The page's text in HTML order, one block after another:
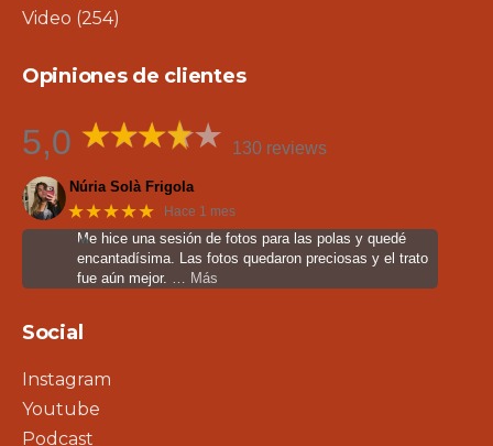
Video (254)
Opiniones de clientes
5,0 130 reviews
Núria Solà Frigola
★★★★★ Hace 1 mes
Me hice una sesión de fotos para las polas y quedé
encantadísima. Las fotos quedaron preciosas y el trato
fue aún mejor.
… Más
Social
Instagram
Youtube
Podcast